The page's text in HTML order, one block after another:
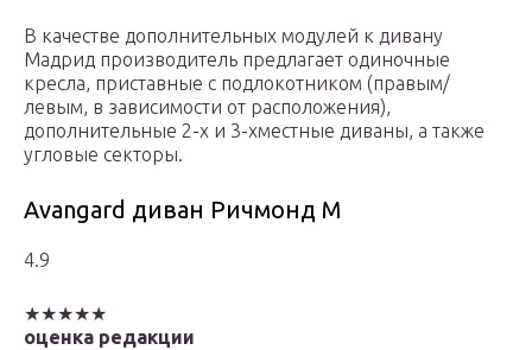
В качестве дополнительных модулей к дивану
Мадрид производитель предлагает одиночные
кресла, приставные с подлокотником (правым/
левым, в зависимости от расположения),
дополнительные 2-х и 3-хместные диваны, а также
угловые секторы.
Avangard диван Ричмонд М
4.9
★★★★★
оценка редакции